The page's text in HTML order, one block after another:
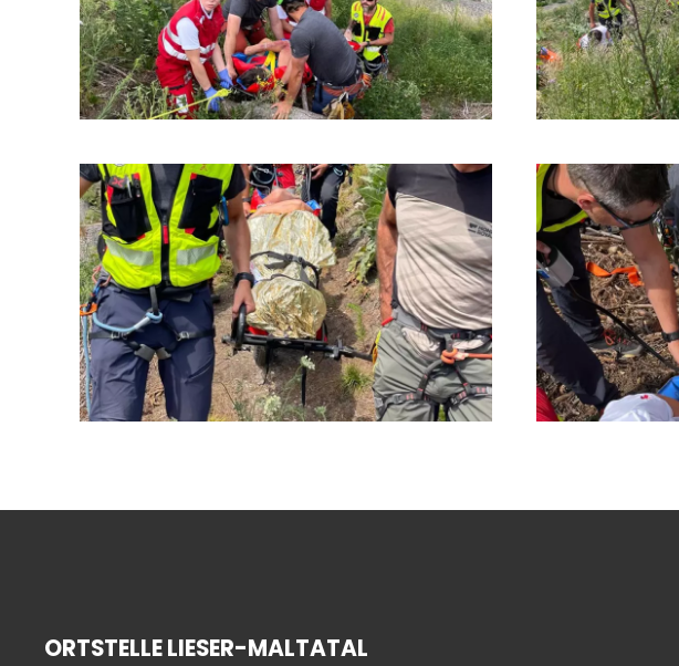
ORTSTELLE LIESER-MALTATAL